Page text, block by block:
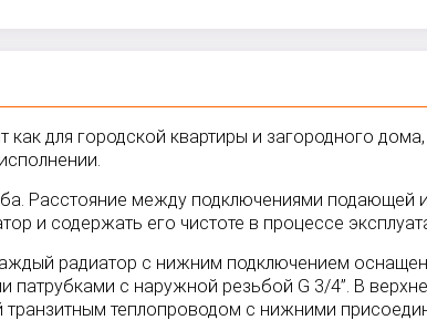
для городской квартиры и загородного дома,
Расстояние между подключениями подающей
и содержать его чистоте в процессе
радиатор с нижним подключением
с наружной резьбой G 3/4”. В
теплопроводом с нижними